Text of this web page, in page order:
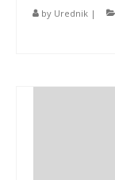
by Urednik |